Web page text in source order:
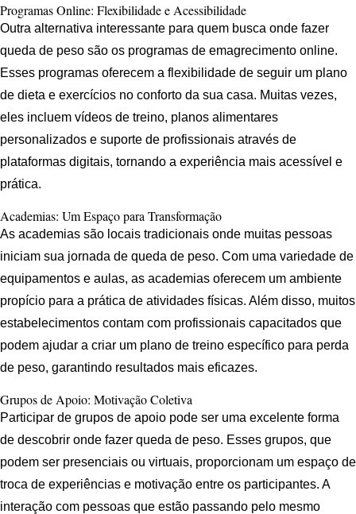
Programas Online: Flexibilidade e Acessibilidade
Outra alternativa interessante para quem busca onde fazer
queda de peso são os programas de emagrecimento online.
Esses programas oferecem a flexibilidade de seguir um plano
de dieta e exercícios no conforto da sua casa. Muitas vezes,
eles incluem vídeos de treino, planos alimentares
personalizados e suporte de profissionais através de
plataformas digitais, tornando a experiência mais acessível e
prática.
Academias: Um Espaço para Transformação
As academias são locais tradicionais onde muitas pessoas
iniciam sua jornada de queda de peso. Com uma variedade de
equipamentos e aulas, as academias oferecem um ambiente
propício para a prática de atividades físicas. Além disso, muitos
estabelecimentos contam com profissionais capacitados que
podem ajudar a criar um plano de treino específico para perda
de peso, garantindo resultados mais eficazes.
Grupos de Apoio: Motivação Coletiva
Participar de grupos de apoio pode ser uma excelente forma
de descobrir onde fazer queda de peso. Esses grupos, que
podem ser presenciais ou virtuais, proporcionam um espaço de
troca de experiências e motivação entre os participantes. A
interação com pessoas que estão passando pelo mesmo